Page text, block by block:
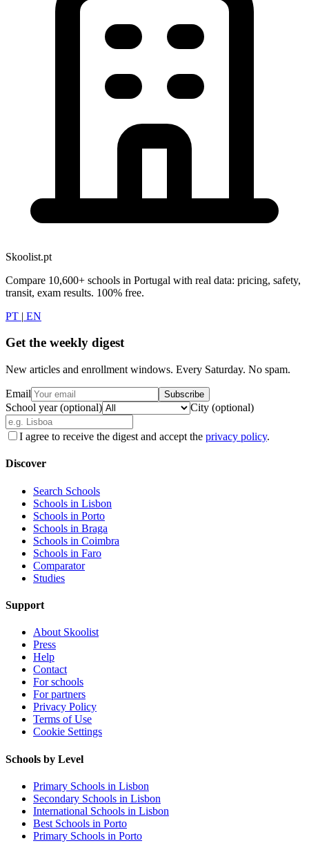
Skoolist.pt
Compare 10,600+ schools in Portugal with real data: pricing, safety,
transit, exam results. 100% free.
PT | EN
Get the weekly digest
New articles and enrollment windows. Every Saturday. No spam.
Email Subscribe
School year (optional) City (optional)
I agree to receive the digest and accept the privacy policy.
Discover
Search Schools
Schools in Lisbon
Schools in Porto
Schools in Braga
Schools in Coimbra
Schools in Faro
Comparator
Studies
Support
About Skoolist
Press
Help
Contact
For schools
For partners
Privacy Policy
Terms of Use
Cookie Settings
Schools by Level
Primary Schools in Lisbon
Secondary Schools in Lisbon
International Schools in Lisbon
Best Schools in Porto
Primary Schools in Porto